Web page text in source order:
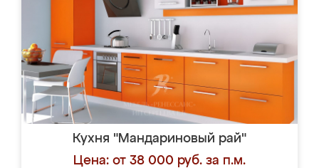
Кухня "Мандариновый рай"
Цена: от 38 000 руб. за п.м.